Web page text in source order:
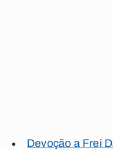
Devoção a Frei